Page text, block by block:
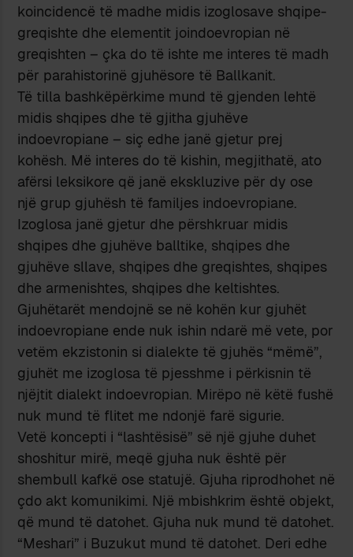
koincidencë të madhe midis izoglosave shqipe-
greqishte dhe elementit joindoevropian në
greqishten – çka do të ishte me interes të madh
për parahistorinë gjuhësore të Ballkanit.
Të tilla bashkëpërkime mund të gjenden lehtë
midis shqipes dhe të gjitha gjuhëve
indoevropiane – siç edhe janë gjetur prej
kohësh. Më interes do të kishin, megjithatë, ato
afërsi leksikore që janë ekskluzive për dy ose
një grup gjuhësh të familjes indoevropiane.
Izoglosa janë gjetur dhe përshkruar midis
shqipes dhe gjuhëve balltike, shqipes dhe
gjuhëve sllave, shqipes dhe greqishtes, shqipes
dhe armenishtes, shqipes dhe keltishtes.
Gjuhëtarët mendojnë se në kohën kur gjuhët
indoevropiane ende nuk ishin ndarë më vete, por
vetëm ekzistonin si dialekte të gjuhës “mëmë”,
gjuhët me izoglosa të pjesshme i përkisnin të
njëjtit dialekt indoevropian. Mirëpo në këtë fushë
nuk mund të flitet me ndonjë farë sigurie.
Vetë koncepti i “lashtësisë” së një gjuhe duhet
shoshitur mirë, meqë gjuha nuk është për
shembull kafkë ose statujë. Gjuha riprodhohet në
çdo akt komunikimi. Një mbishkrim është objekt,
që mund të datohet. Gjuha nuk mund të datohet.
“Meshari” i Buzukut mund të datohet. Deri edhe